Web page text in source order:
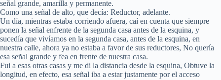
señal grande, amarilla y permanente.
Como una señal de alto, que decía: Reductor, adelante.
Un día, mientras estaba corriendo afuera, caí en cuenta que siempre
ponen la señal enfrente de la segunda casa antes de la esquina, y
sucedía que vivíamos en la segunda casa, antes de la esquina, en
nuestra calle, ahora ya no estaba a favor de sus reductores, No quería
esa señal grande y fea en frente de nuestra casa.
Fui a esas otras casas y me di la distancia desde la esquina, Obtuve la
longitud, en efecto, esa señal iba a estar justamente por el acceso